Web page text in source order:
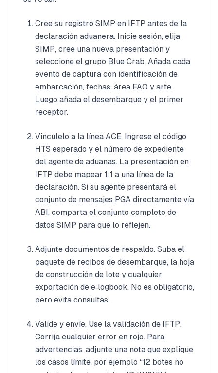
Cree su registro SIMP en IFTP antes de la
declaración aduanera. Inicie sesión, elija
SIMP, cree una nueva presentación y
seleccione el grupo Blue Crab. Añada cada
evento de captura con identificación de
embarcación, fechas, área FAO y arte.
Luego añada el desembarque y el primer
receptor.
Vincúlelo a la línea ACE. Ingrese el código
HTS esperado y el número de expediente
del agente de aduanas. La presentación en
IFTP debe mapear 1:1 a una línea de la
declaración. Si su agente presentará el
conjunto de mensajes PGA directamente vía
ABI, comparta el conjunto completo de
datos SIMP para que lo reflejen.
Adjunte documentos de respaldo. Suba el
paquete de recibos de desembarque, la hoja
de construcción de lote y cualquier
exportación de e‑logbook. No es obligatorio,
pero evita consultas.
Valide y envíe. Use la validación de IFTP.
Corrija cualquier error en rojo. Para
advertencias, adjunte una nota que explique
los casos límite, por ejemplo “12 botes no